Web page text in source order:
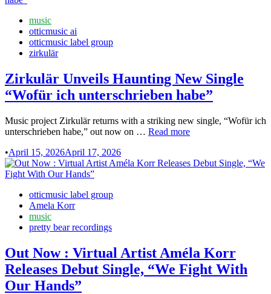
Postedmusic
otticmusic ai
otticmusic label group
zirkulär
Zirkulär Unveils Haunting New Single
“Wofür ich unterschrieben habe”
Music project Zirkulär returns with a striking new single, “Wofür ich
unterschrieben habe,” out now on … Zirkulär
New
Read more
•April 15, 2026April 17, 2026
Postedotticmusic label group
Amela Korr
music
pretty bear recordings
Out Now : Virtual Artist Améla Korr
Releases Debut Single, “We Fight With
Our Hands”